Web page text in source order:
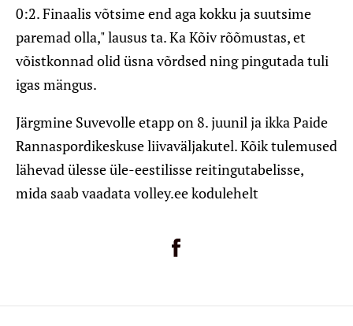
0:2. Finaalis võtsime end aga kokku ja suutsime
paremad olla," lausus ta. Ka Kõiv rõõmustas, et
võistkonnad olid üsna võrdsed ning pingutada tuli
igas mängus.
Järgmine Suvevolle etapp on 8. juunil ja ikka Paide
Rannaspordikeskuse liivaväljakutel. Kõik tulemused
lähevad ülesse üle-eestilisse reitingutabelisse,
mida saab vaadata volley.ee kodulehelt